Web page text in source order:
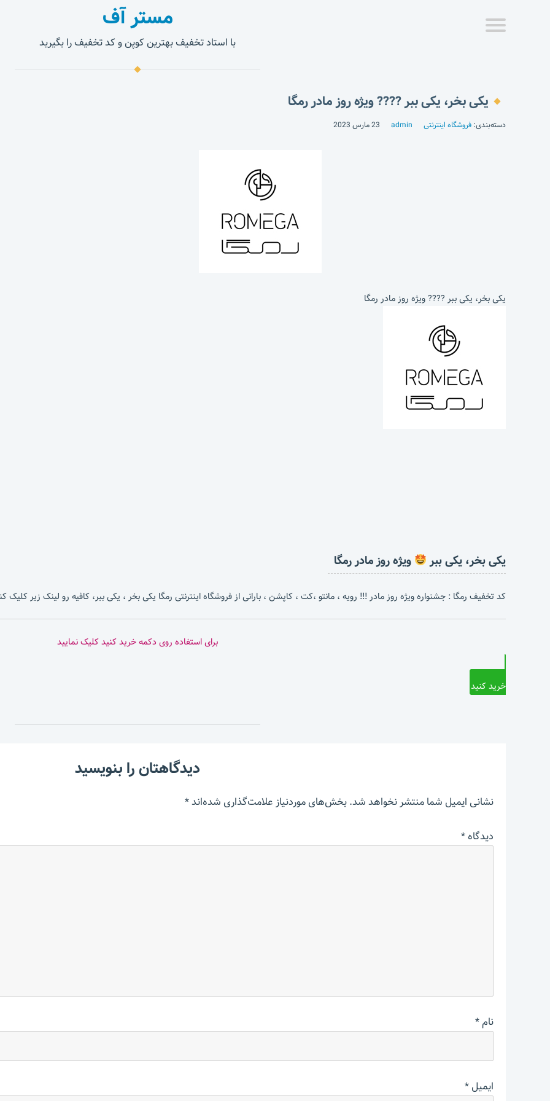
مستر آف
با استاد تخفیف بهترین کوپن و کد تخفیف را بگیرید
یکی بخر، یکی ببر ???? ویژه روز مادر رمگا
دسته‌بندی: فروشگاه اینترنتی admin 23 مارس 2023
یکی بخر، یکی ببر ???? ویژه روز مادر رمگا
یکی بخر، یکی ببر ویژه روز مادر رمگا
کد تخفیف رمگا : جشنواره ویژه روز مادر !!! رویه ، مانتو ،کت ، کاپشن ، بارانی از فروشگاه اینترنتی رمگا یکی بخر ، یکی ببر، کافیه رو لینک زیر کلیک
برای استفاده روی دکمه خرید کنید کلیک نمایید
خرید کنید
دیدگاهتان را بنویسید
نشانی ایمیل شما منتشر نخواهد شد.بخش‌های موردنیاز علامت‌گذاری شده‌اند*
دیدگاه*
نام*
ایمیل*